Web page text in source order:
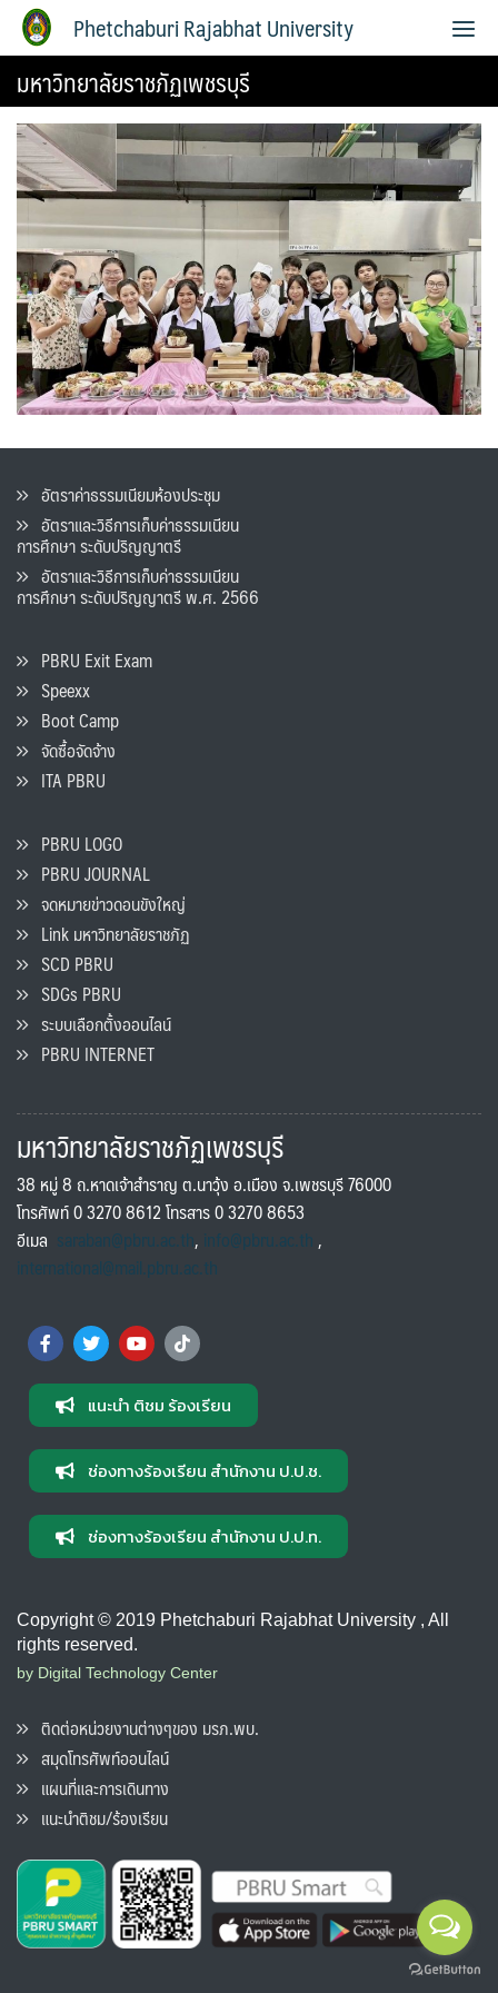
Phetchaburi Rajabhat University
มหาวิทยาลัยราชภัฏเพชรบุรี
อัตราค่าธรรมเนียมห้องประชุม
อัตราและวิธีการเก็บค่าธรรมเนียน
การศึกษา ระดับปริญญาตรี
อัตราและวิธีการเก็บค่าธรรมเนียน
การศึกษา ระดับปริญญาตรี พ.ศ. 2566
PBRU Exit Exam
Speexx
Boot Camp
จัดซื้อจัดจ้าง
ITA PBRU
PBRU LOGO
PBRU JOURNAL
จดหมายข่าวดอนขังใหญ่
Link มหาวิทยาลัยราชภัฏ
SCD PBRU
SDGs PBRU
ระบบเลือกตั้งออนไลน์
PBRU INTERNET
มหาวิทยาลัยราชภัฏเพชรบุรี
38 หมู่ 8 ถ.หาดเจ้าสำราญ ต.นาวุ้ง อ.เมือง จ.เพชรบุรี 76000
โทรศัพท์ 0 3270 8612 โทรสาร 0 3270 8653
อีเมล saraban@pbru.ac.th, info@pbru.ac.th,
international@mail.pbru.ac.th
แนะนำ ติชม ร้องเรียน
ช่องทางร้องเรียน สำนักงาน ป.ป.ช.
ช่องทางร้องเรียน สำนักงาน ป.ป.ท.
Copyright © 2019 Phetchaburi Rajabhat University , All
rights reserved.
by Digital Technology Center
ติดต่อหน่วยงานต่างๆของ มรภ.พบ.
สมุดโทรศัพท์ออนไลน์
แผนที่และการเดินทาง
แนะนำติชม/ร้องเรียน